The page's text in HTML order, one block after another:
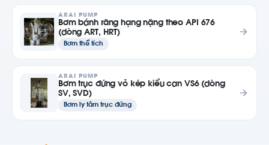
ARAI PUMP
Bơm bánh răng hạng nặng theo API 676
(dòng ART, HRT)
Bơm thể tích
ARAI PUMP
Bơm trục đứng vỏ kép kiểu can VS6 (dòng
SV, SVD)
Bơm ly tâm trục đứng